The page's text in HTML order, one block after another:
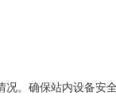
。确保站内设备安